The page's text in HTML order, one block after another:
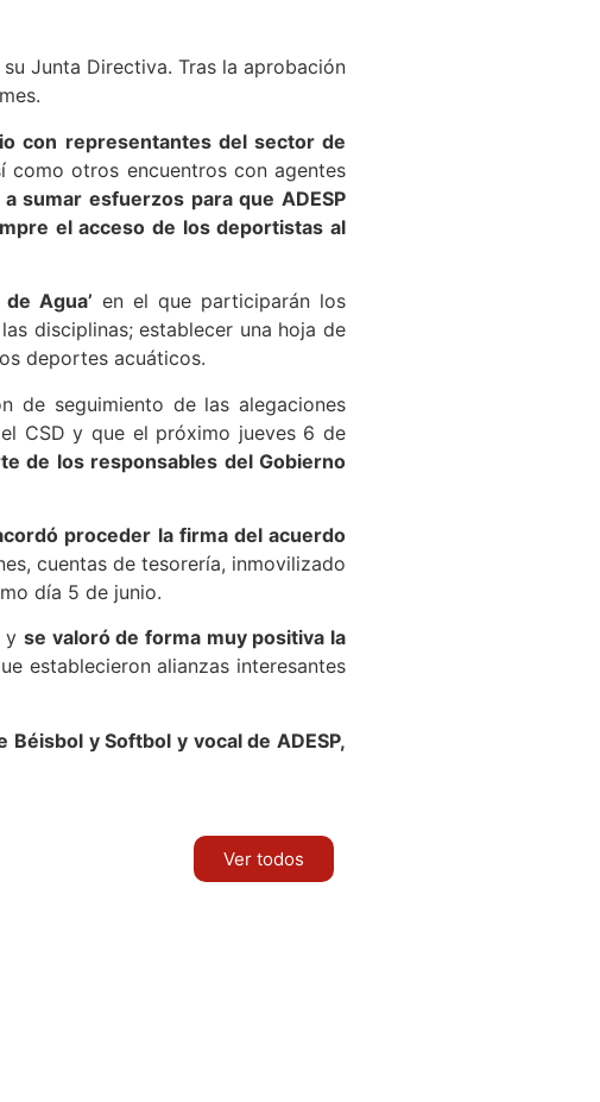
Junta Directiva. Tras la aprobación
con representantes del sector de
como otros encuentros con agentes
sumar esfuerzos para que ADESP
el acceso de los deportistas al
Agua’ en el que participarán los
disciplinas; establecer una hoja de
deportes acuáticos.
de seguimiento de las alegaciones
CSD y que el próximo jueves 6 de
de los responsables del Gobierno
proceder la firma del acuerdo
cuentas de tesorería, inmovilizado
día 5 de junio.
y se valoró de forma muy positiva la
establecieron alianzas interesantes
y Softbol y vocal de ADESP,
Ver todos